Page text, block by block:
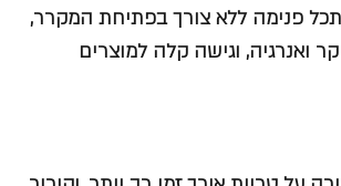
פנימה ללא צורך בפתיחת המקרר,
ואנרגיה, וגישה קלה למוצרים